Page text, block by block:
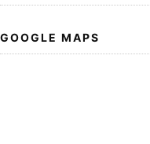
GOOGLE MAPS